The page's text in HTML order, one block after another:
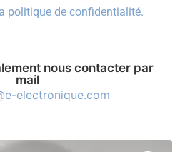
politique de confidentialité.
nous contacter par
mail
electronique.com